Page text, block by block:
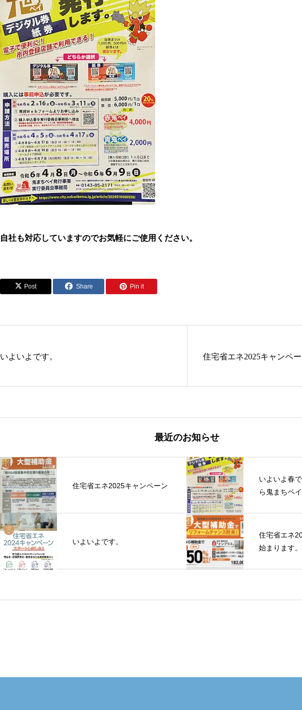
自社も対応していますのでお気軽にご使用ください。
Post Share Pin it
いよいよです。 住宅省エネ2025キャンペ
最近のお知らせ
住宅省エネ2025キャンペーン
いよいよ春
ら鬼まちペ
いよいよです。
住宅省エネ
始まります。